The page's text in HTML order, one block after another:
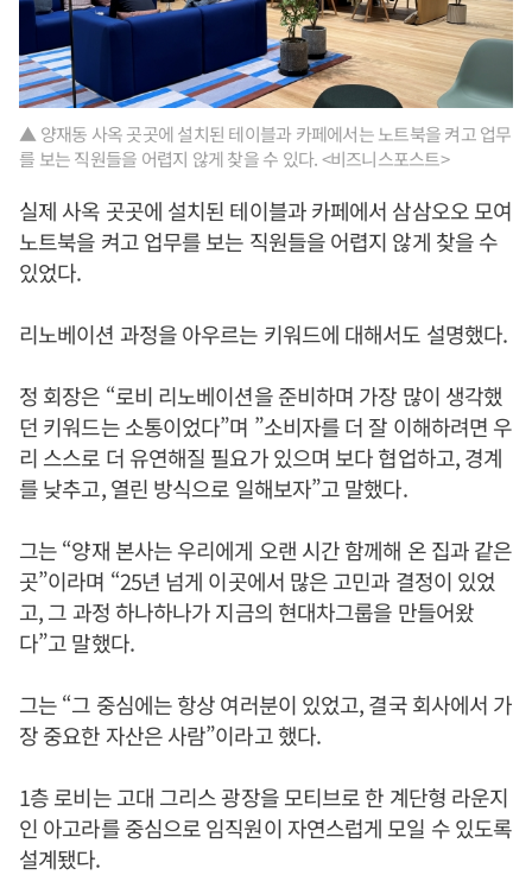
▲ 양재동 사옥 곳곳에 설치된 테이블과 카페에서는 노트북을 켜고 업무
를 보는 직원들을 어렵지 않게 찾을 수 있다. <비즈니스포스트>
실제 사옥 곳곳에 설치된 테이블과 카페에서 삼삼오오 모여
노트북을 켜고 업무를 보는 직원들을 어렵지 않게 찾을 수
있었다.
리노베이션 과정을 아우르는 키워드에 대해서도 설명했다.
정 회장은 “로비 리노베이션을 준비하며 가장 많이 생각했
던 키워드는 소통이었다”며 ”소비자를 더 잘 이해하려면 우
리 스스로 더 유연해질 필요가 있으며 보다 협업하고, 경계
를 낮추고, 열린 방식으로 일해보자”고 말했다.
그는 “양재 본사는 우리에게 오랜 시간 함께해 온 집과 같은
곳”이라며 “25년 넘게 이곳에서 많은 고민과 결정이 있었
고, 그 과정 하나하나가 지금의 현대차그룹을 만들어왔
다”고 말했다.
그는 “그 중심에는 항상 여러분이 있었고, 결국 회사에서 가
장 중요한 자산은 사람”이라고 했다.
1층 로비는 고대 그리스 광장을 모티브로 한 계단형 라운지
인 아고라를 중심으로 임직원이 자연스럽게 모일 수 있도록
설계됐다.